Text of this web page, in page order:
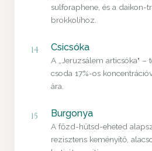
sulforaphene, és a daikon-
brokkolihoz.
14 Csicsóka
A „Jeruzsálem articsóka" –
csoda 17%-os
ára.
15 Burgonya
A főzd-hűtsd-eheted
rezisztens keményítő,